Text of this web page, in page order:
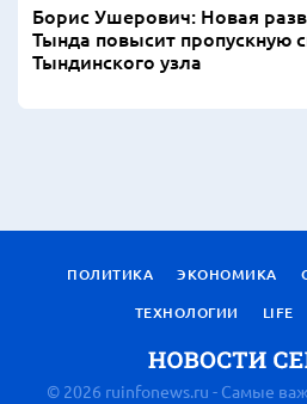
Борис Ушерович: Новая
Тында повысит пропускную
Тындинского узла
ПОЛИТИКА ЭКОНОМИКА
ТЕХНОЛОГИИ
LIFE
© 2026 ruinfonews.ru - Самые